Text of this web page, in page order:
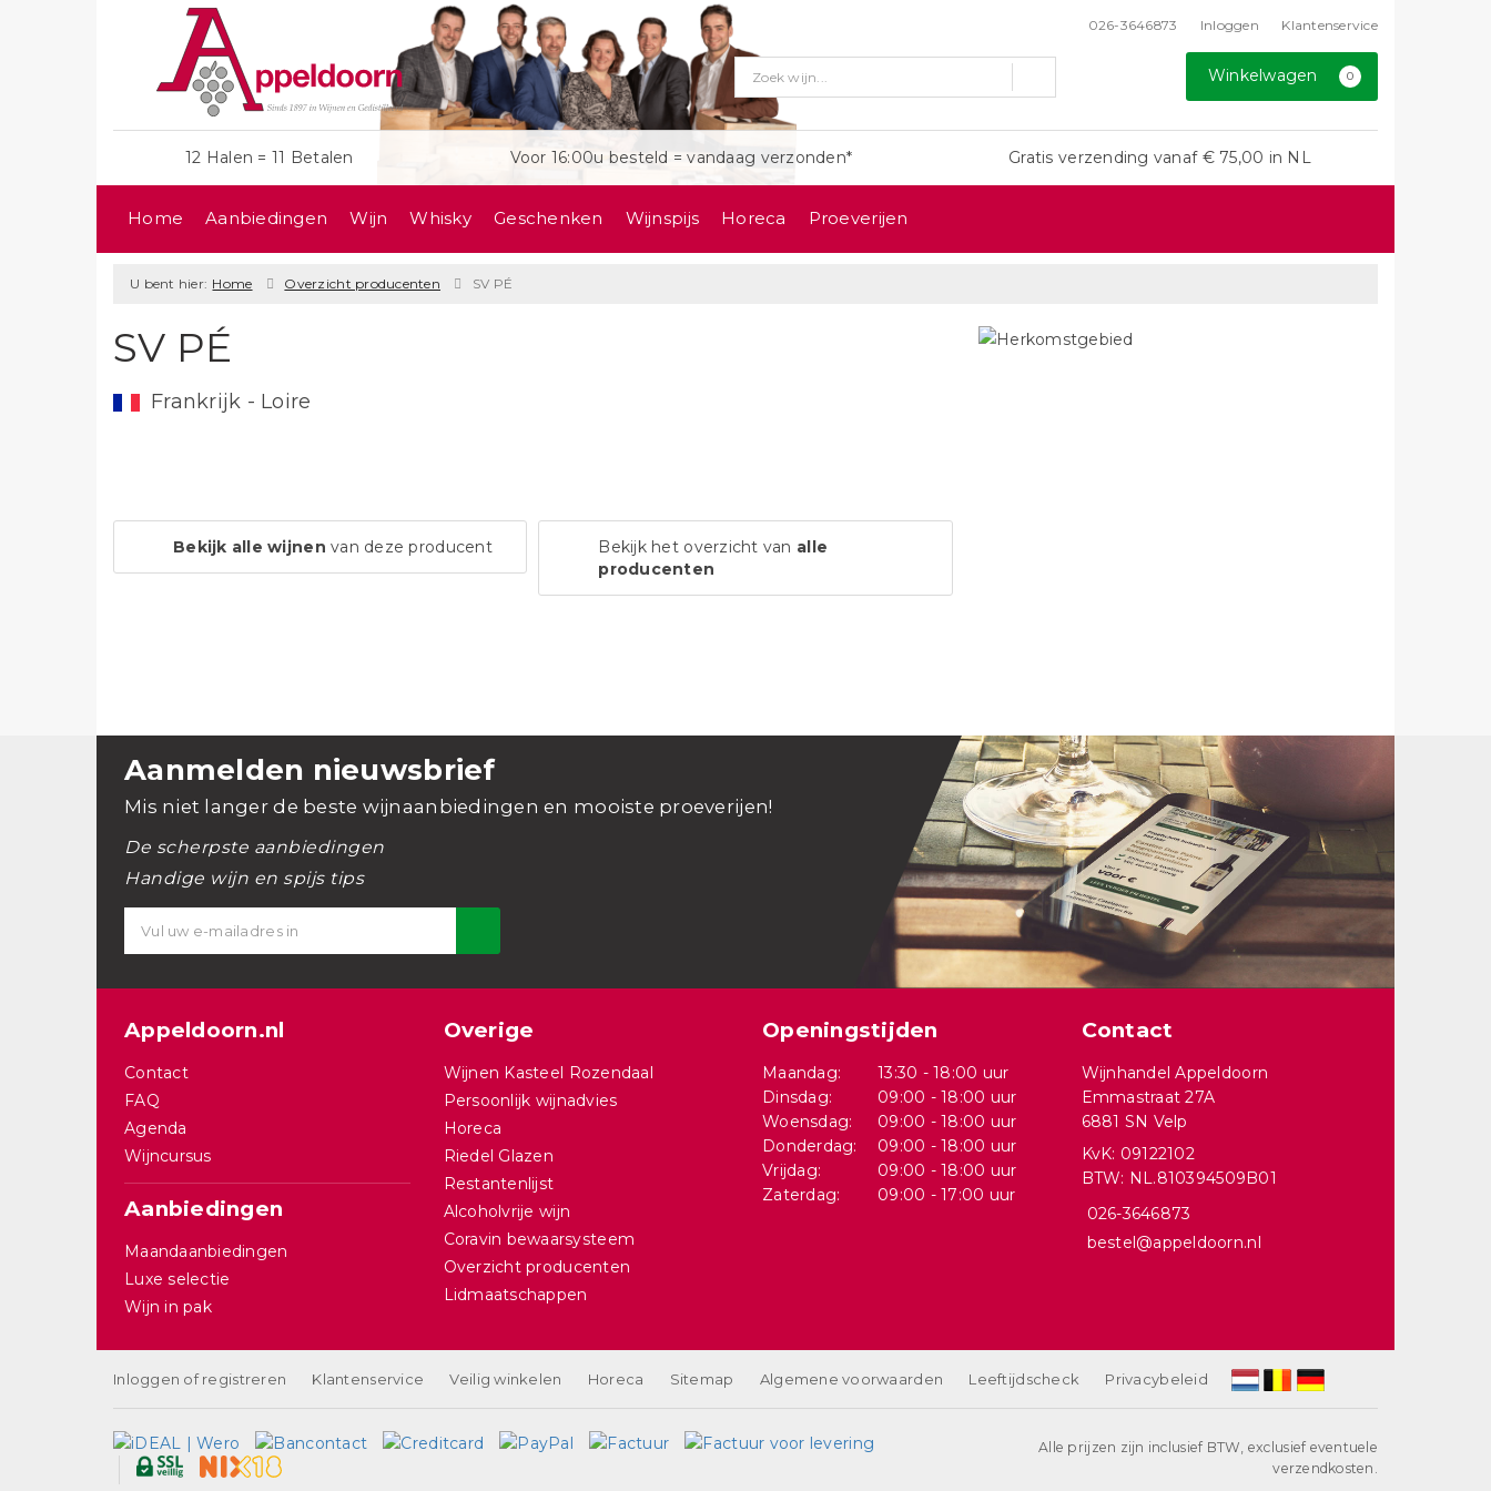
026-3646873 Inloggen Klantenservice
Winkelwagen 0
12 Halen = 11 Betalen Voor 16:00u besteld = vandaag verzonden* Gratis verzending vanaf € 75,00 in NL
Home Aanbiedingen Wijn Whisky Geschenken Wijnspijs Horeca Proeverijen
U bent hier: Home Overzicht producenten SV PÉ
SV PÉ
Frankrijk - Loire
Bekijk alle wijnen van deze producent Bekijk het overzicht van alle
producenten
Aanmelden nieuwsbrief
Mis niet langer de beste wijnaanbiedingen en mooiste proeverijen!
De scherpste aanbiedingen
Handige wijn en spijs tips
Appeldoorn.nl
Contact
FAQ
Agenda
Wijncursus
Aanbiedingen
Maandaanbiedingen
Luxe selectie
Wijn in pak
Overige
Wijnen Kasteel Rozendaal
Persoonlijk wijnadvies
Horeca
Riedel Glazen
Restantenlijst
Alcoholvrije wijn
Coravin bewaarsysteem
Overzicht producenten
Lidmaatschappen
Openingstijden
Maandag:
13:30 - 18:00 uur
Dinsdag:
09:00 - 18:00 uur
Woensdag:
09:00 - 18:00 uur
Donderdag:
09:00 - 18:00 uur
Vrijdag:
09:00 - 18:00 uur
Zaterdag:
09:00 - 17:00 uur
Contact
Wijnhandel Appeldoorn
Emmastraat 27A
6881 SN Velp
KvK: 09122102
BTW: NL.810394509B01
026-3646873
bestel@appeldoorn.nl
Inloggen of registreren Klantenservice Veilig winkelen Horeca Sitemap Algemene voorwaarden Leeftijdscheck Privacybeleid
Alle prijzen zijn inclusief BTW, exclusief eventuele
verzendkosten.